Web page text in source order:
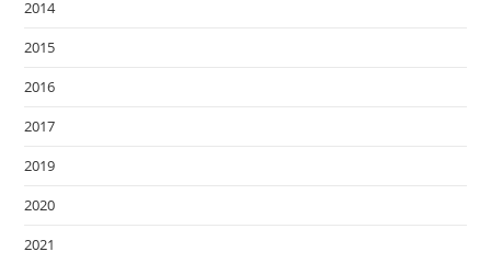
2014
2015
2016
2017
2019
2020
2021